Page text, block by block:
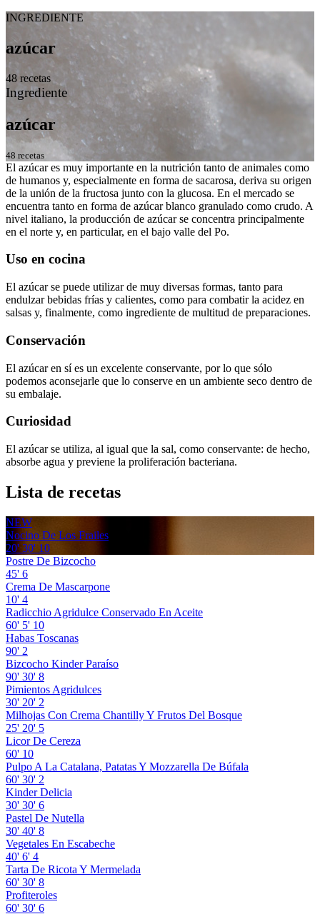
INGREDIENTE
azúcar
48 recetas
Ingrediente
azúcar
48 recetas
El azúcar es muy importante en la nutrición tanto de animales como
de humanos y, especialmente en forma de sacarosa, deriva su origen
de la unión de la fructosa junto con la glucosa. En el mercado se
encuentra tanto en forma de azúcar blanco granulado como crudo. A
nivel italiano, la producción de azúcar se concentra principalmente
en el norte y, en particular, en el bajo valle del Po.
Uso en cocina
El azúcar se puede utilizar de muy diversas formas, tanto para
endulzar bebidas frías y calientes, como para combatir la acidez en
salsas y, finalmente, como ingrediente de multitud de preparaciones.
Conservación
El azúcar en sí es un excelente conservante, por lo que sólo
podemos aconsejarle que lo conserve en un ambiente seco dentro de
su embalaje.
Curiosidad
El azúcar se utiliza, al igual que la sal, como conservante: de hecho,
absorbe agua y previene la proliferación bacteriana.
Lista de recetas
NEW
Nocino De Los Frailes
20' 30' 10
Postre De Bizcocho
45' 6
Crema De Mascarpone
10' 4
Radicchio Agridulce Conservado En Aceite
60' 5' 10
Habas Toscanas
90' 2
Bizcocho Kinder Paraíso
90' 30' 8
Pimientos Agridulces
30' 20' 2
Milhojas Con Crema Chantilly Y Frutos Del Bosque
25' 20' 5
Licor De Cereza
60' 10
Pulpo A La Catalana, Patatas Y Mozzarella De Búfala
60' 30' 2
Kinder Delicia
30' 30' 6
Pastel De Nutella
30' 40' 8
Vegetales En Escabeche
40' 6' 4
Tarta De Ricota Y Mermelada
60' 30' 8
Profiteroles
60' 30' 6